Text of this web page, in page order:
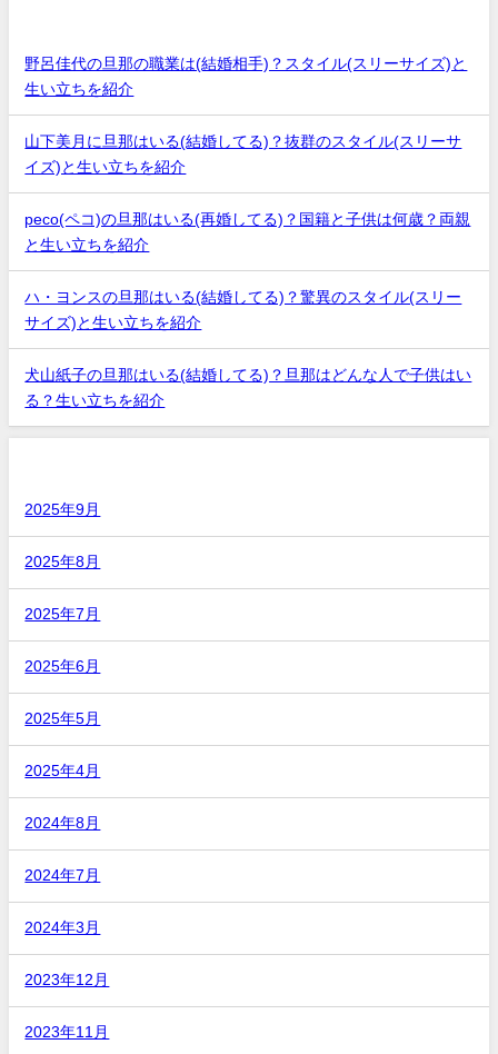
野呂佳代の旦那の職業は(結婚相手)？スタイル(スリーサイズ)と
生い立ちを紹介
山下美月に旦那はいる(結婚してる)？抜群のスタイル(スリーサ
イズ)と生い立ちを紹介
peco(ペコ)の旦那はいる(再婚してる)？国籍と子供は何歳？両親
と生い立ちを紹介
ハ・ヨンスの旦那はいる(結婚してる)？驚異のスタイル(スリー
サイズ)と生い立ちを紹介
犬山紙子の旦那はいる(結婚してる)？旦那はどんな人で子供はい
る？生い立ちを紹介
2025年9月
2025年8月
2025年7月
2025年6月
2025年5月
2025年4月
2024年8月
2024年7月
2024年3月
2023年12月
2023年11月